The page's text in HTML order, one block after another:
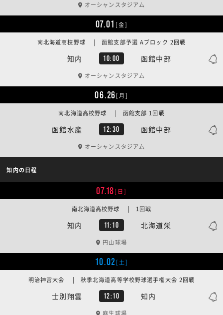
オーシャンスタジアム
07.01 [金]
知内 10:00 函館中部
南北海道高校野球 | 函館支部予選 Aブロック 2回戦
オーシャンスタジアム
06.26[月]
函館水産 12:30 函館中部
南北海道高校野球 | 函館支部 1回戦
オーシャンスタジアム
知内の日程
07.18[日]
知内 11:10 北海道栄
南北海道高校野球 | 1回戦
円山球場
10.02[土]
士別翔雲 12:10 知内
明治神宮大会 | 秋季北海道高等学校野球選手権大会 2回戦